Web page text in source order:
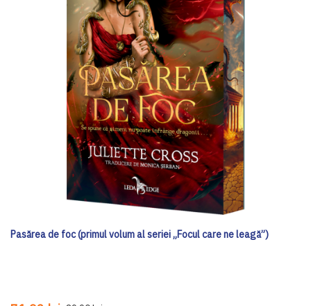
Pasărea de foc (primul volum al seriei „Focul care ne leagă”)